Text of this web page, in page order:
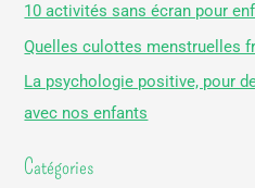
c
h
e
r
:
10 activités sans écran pour
Quelles culottes menstruelles
La psychologie positive, pour
avec nos enfants
Catégories